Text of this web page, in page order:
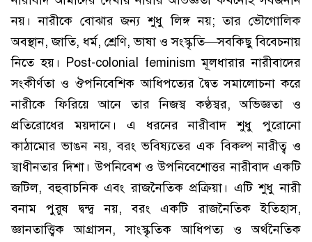
নয়। নারীকে বোঝার জন্য শুধু লিঙ্গ নয়; তার ভৌগোলিক
অবস্থান, জাতি, ধর্ম, শ্রেণি, ভাষা ও সংস্কৃতি—সবকিছু বিবেচনায়
নিতে হয়। Post-colonial feminism মূলধারার নারীবাদের
সংকীর্ণতা ও ঔপনিবেশিক আধিপত্যের দ্বৈত সমালোচনা করে
নারীকে ফিরিয়ে আনে তার নিজস্ব কণ্ঠস্বর, অভিজ্ঞতা ও
প্রতিরোধের ময়দানে। এ ধরনের নারীবাদ শুধু পুরোনো
কাঠামোর ভাঙন নয়, বরং ভবিষ্যতের এক বিকল্প নারীত্ব ও
স্বাধীনতার দিশা। উপনিবেশ ও উপনিবেশোত্তর নারীবাদ একটি
জটিল, বহুবাচনিক এবং রাজনৈতিক প্রক্রিয়া। এটি শুধু নারী
বনাম পুরুষ দ্বন্দ্ব নয়, বরং একটি রাজনৈতিক ইতিহাস,
জ্ঞানতাত্ত্বিক আগ্রাসন, সাংস্কৃতিক আধিপত্য ও অর্থনৈতিক